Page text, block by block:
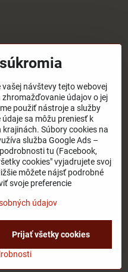
osobných údajov
BiznisWeb.sk
návštevy tejto webovej
údajov o jej
použiť nástroje a služby
sa môžu preniesť k
krajinách. Súbory cookies na
služba Google Ads –
tu (Facebook,
cookies" vyjadrujete svoj
môžete nájsť podrobné
svoje preferencie
údajov
Prijať všetky cookies